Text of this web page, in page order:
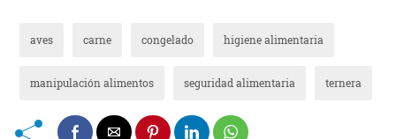
aves carne congelado higiene alimentaria
manipulación alimentos seguridad alimentaria ternera